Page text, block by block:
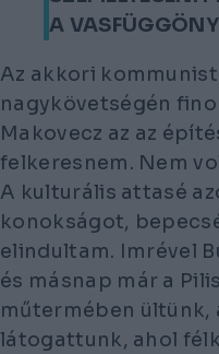
A
Az akkori
nagykövetségén
Makovecz az az
felkeresnem. Nem
A kulturális attasé
konokságot,
elindultam. Imrével
és másnap már a
műtermében ültünk,
látogattunk, ahol